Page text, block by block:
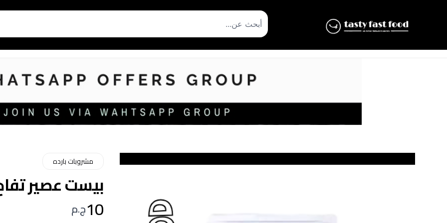
مشروبات بارده
بيست عصير تفاح 190
10ج.م